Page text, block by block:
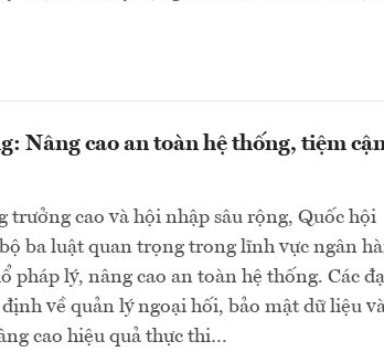
Nâng cao an toàn hệ thống, tiệm
trưởng cao và hội nhập sâu rộng, Quốc hội
ba luật quan trọng trong lĩnh vực ngân
pháp lý, nâng cao an toàn hệ thống. Các
về quản lý ngoại hối, bảo mật dữ liệu
cao hiệu quả thực thi…